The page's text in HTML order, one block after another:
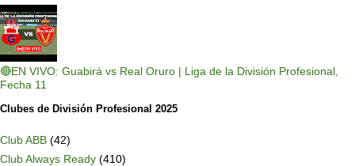
🔴EN VIVO: Guabirá vs Real Oruro | Liga de la División Profesional,
Fecha 11
Clubes de División Profesional 2025
Club ABB (42)
Club Always Ready (410)